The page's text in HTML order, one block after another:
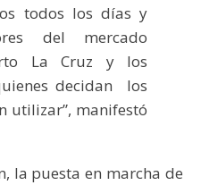
todos los días y
del mercado
La Cruz y los
decidan los
utilizar”, manifestó
la puesta en marcha de